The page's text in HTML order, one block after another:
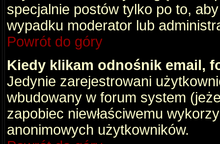
specjalnie postów tylko po to,
wypadku moderator lub
Powrót do góry
Kiedy klikam odnośnik email,
Jedynie zarejestrowani
wbudowany w forum system
zapobiec niewłaściwemu
anonimowych użytkowników.